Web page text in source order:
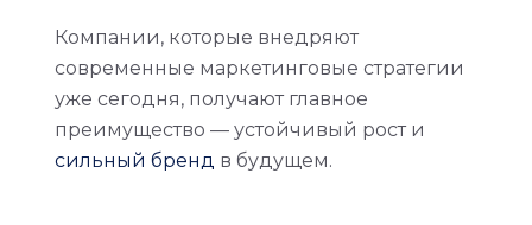
Компании, которые внедряют
современные маркетинговые стратегии
уже сегодня, получают главное
преимущество — устойчивый рост и
сильный бренд в будущем.